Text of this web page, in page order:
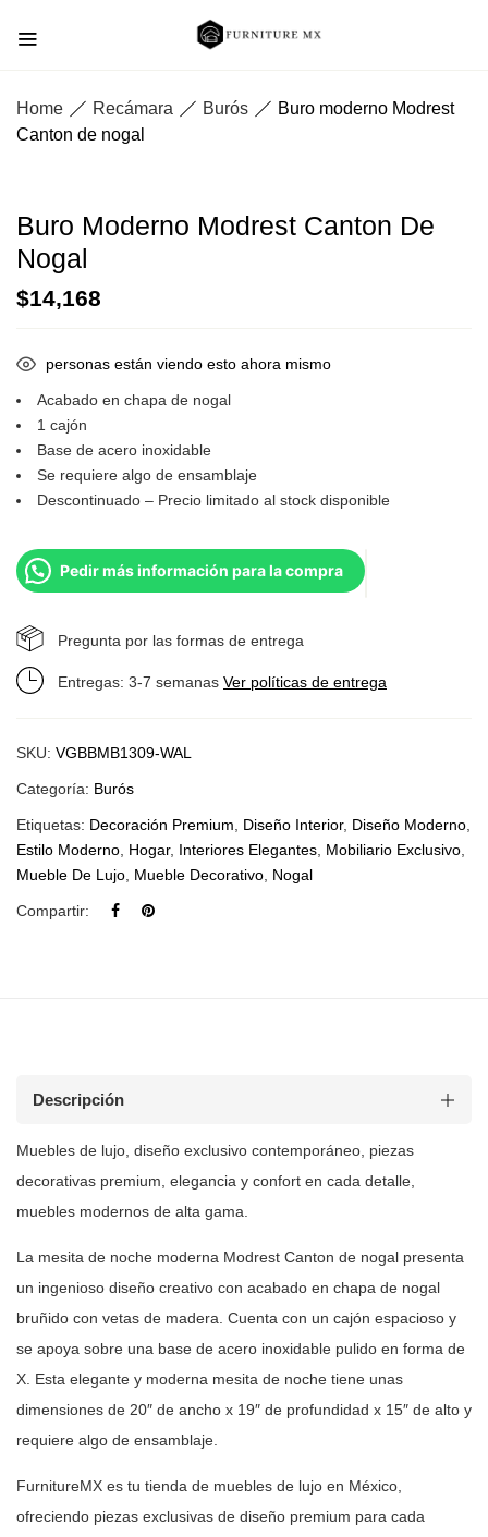
Home Recámara Burós
Buro moderno Modrest
Canton de nogal
Buro Moderno Modrest Canton De
Nogal
$14,168
personas están viendo esto ahora mismo
Acabado en chapa de nogal
1 cajón
Base de acero inoxidable
Se requiere algo de ensamblaje
Descontinuado – Precio limitado al stock disponible
Pedir más información para la compra
Pregunta por las formas de entrega
Entregas: 3-7 semanas Ver políticas de entrega
SKU: VGBBMB1309-WAL
Categoría: Burós
Etiquetas: Decoración Premium Diseño Interior, Diseño Moderno
Estilo Moderno Hogar, Interiores Elegantes Mobiliario Exclusivo
Mueble De Lujo Mueble Decorativo Nogal
Compartir:
Descripción
Muebles de lujo, diseño exclusivo contemporáneo, piezas
decorativas premium, elegancia y confort en cada detalle,
muebles modernos de alta gama.
La mesita de noche moderna Modrest Canton de nogal presenta
un ingenioso diseño creativo con acabado en chapa de nogal
bruñido con vetas de madera. Cuenta con un cajón espacioso y
se apoya sobre una base de acero inoxidable pulido en forma de
X. Esta elegante y moderna mesita de noche tiene unas
dimensiones de 20″ de ancho x 19″ de profundidad x 15″ de alto y
requiere algo de ensamblaje.
FurnitureMX es tu tienda de muebles de lujo en México,
ofreciendo piezas exclusivas de diseño premium para cada